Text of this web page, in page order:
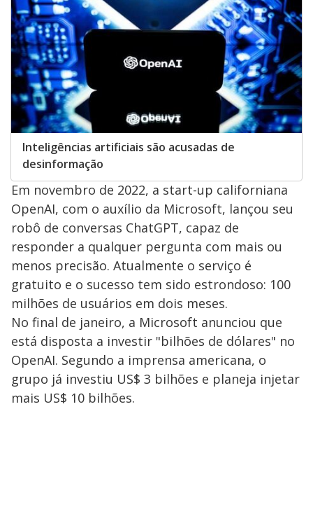
Inteligências artificiais são acusadas de
desinformação
Em novembro de 2022, a start-up californiana
OpenAI, com o auxílio da Microsoft, lançou seu
robô de conversas ChatGPT, capaz de
responder a qualquer pergunta com mais ou
menos precisão. Atualmente o serviço é
gratuito e o sucesso tem sido estrondoso: 100
milhões de usuários em dois meses.
No final de janeiro, a Microsoft anunciou que
está disposta a investir "bilhões de dólares" no
OpenAI. Segundo a imprensa americana, o
grupo já investiu US$ 3 bilhões e planeja injetar
mais US$ 10 bilhões.